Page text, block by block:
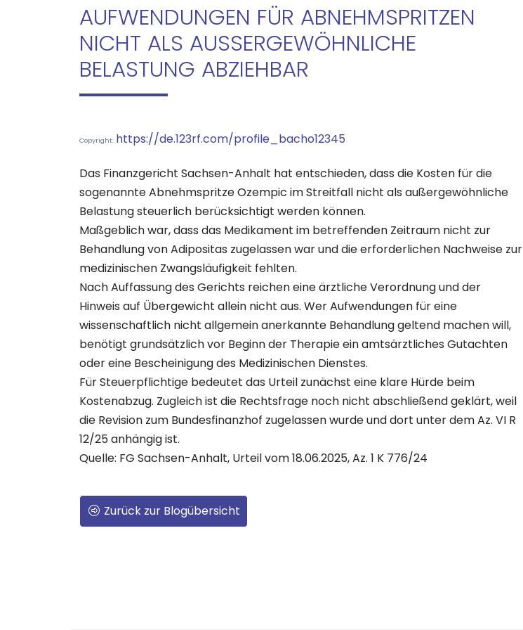
AUFWENDUNGEN FÜR ABNEHMSPRITZEN
NICHT ALS AUSSERGEWÖHNLICHE B
ELASTUNG ABZIEHBAR
Copyright: https://de.123rf.com/profile_bacho12345
Das Finanzgericht Sachsen-Anhalt hat entschieden, dass die Kosten für die
sogenannte Abnehmspritze Ozempic im Streitfall nicht als außergewöhnliche
Belastung steuerlich berücksichtigt werden können.
Maßgeblich war, dass das Medikament im betreffenden Zeitraum nicht zur
Behandlung von Adipositas zugelassen war und die erforderlichen Nachweise zur
medizinischen Zwangsläufigkeit fehlten.
Nach Auffassung des Gerichts reichen eine ärztliche Verordnung und der
Hinweis auf Übergewicht allein nicht aus. Wer Aufwendungen für eine
wissenschaftlich nicht allgemein anerkannte Behandlung geltend machen will,
benötigt grundsätzlich vor Beginn der Therapie ein amtsärztliches Gutachten
oder eine Bescheinigung des Medizinischen Dienstes.
Für Steuerpflichtige bedeutet das Urteil zunächst eine klare Hürde beim
Kostenabzug. Zugleich ist die Rechtsfrage noch nicht abschließend geklärt, weil
die Revision zum Bundesfinanzhof zugelassen wurde und dort unter dem Az. VI R
12/25 anhängig ist.
Quelle: FG Sachsen-Anhalt, Urteil vom 18.06.2025, Az. 1 K 776/24
Zurück zur Blogübersicht